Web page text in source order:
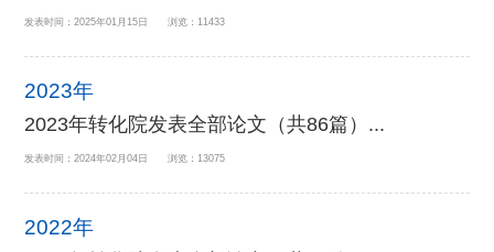
发表时间：2025年01月15日 浏览：11433
2023年
2023年转化院发表全部论文（共86篇）...
发表时间：2024年02月04日 浏览：13075
2022年